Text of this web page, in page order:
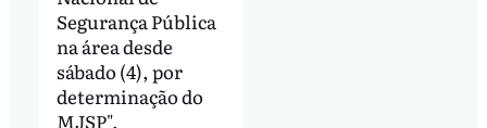
Segurança Pública
na área desde
sábado (4), por
determinação do
MJSP".